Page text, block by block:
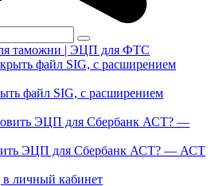
таможни | ЭЦП для ФТС
файл SIG, с расширением
ЭЦП для Сбербанк АСТ? — АСТ